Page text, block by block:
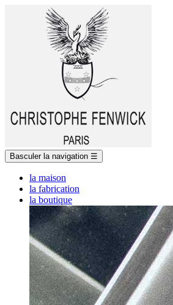
Basculer la navigation ☰
la maison
la fabrication
la boutique